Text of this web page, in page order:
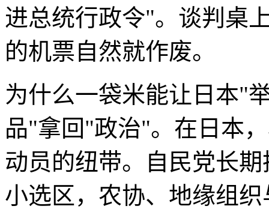
进总统行政令"。谈判桌
的机票自然就作废。
为什么一袋米能让日本"
品"拿回"政治"。在日本
动员的纽带。自民党长
小选区，农协、地缘组